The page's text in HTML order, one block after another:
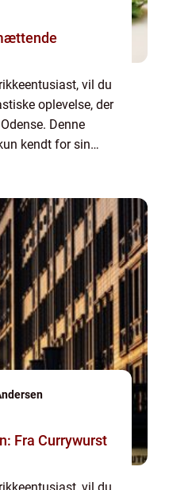
vil du
oplevelse, der
Denne
kendt for sin
Fra Currywurst
vil du